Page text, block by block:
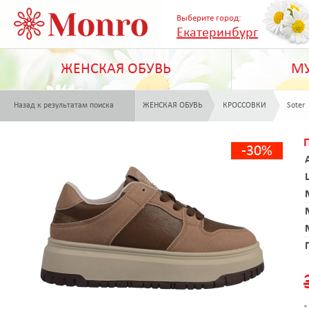
Выберите город:
Екатеринбург
ЖЕНСКАЯ ОБУВЬ
Назад к результатам поиска ЖЕНСКАЯ ОБУВЬ КРОССОВКИ Soter
-30%